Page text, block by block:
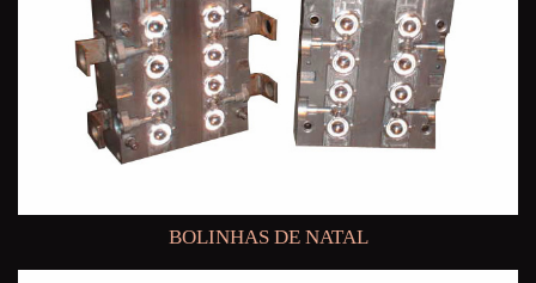
BOLINHAS DE NATAL